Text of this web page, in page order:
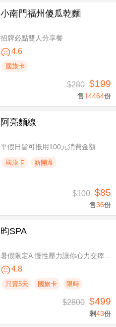
小南門福州傻瓜乾麵
招牌必點雙人分享餐
4.6
國旅卡
$280 $199
售14464份
阿亮麵線
平假日皆可抵用100元消費金額
國旅卡 新開幕
$100 $85
售36份
昀SPA
4.8
只賣5天 國旅卡 限時
$2800 $499
剩43份